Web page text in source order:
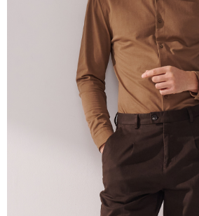
Sila hubungi NP Taiwan Inc. di
mempunyai sebarang kebimbangan mengenai
penggunaan pada data peribadi. Jika anda
peribadi yang disenaraikan seperti di atas
oleh AFTEE, sila jangan gunakan perkhidmatan